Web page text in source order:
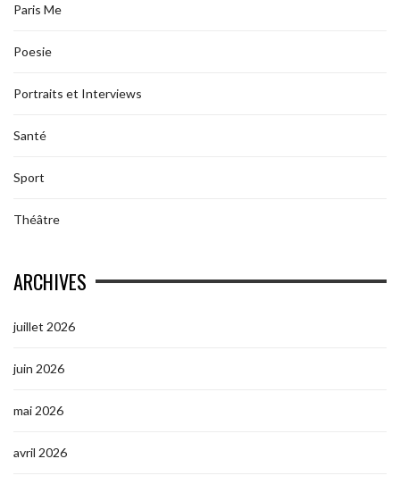
Paris Me
Poesie
Portraits et Interviews
Santé
Sport
Théâtre
ARCHIVES
juillet 2026
juin 2026
mai 2026
avril 2026